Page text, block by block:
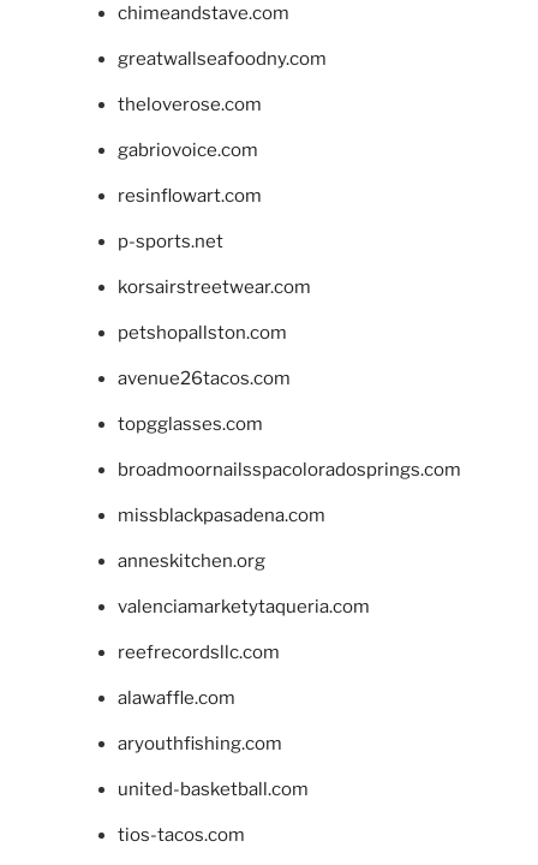
chimeandstave.com
greatwallseafoodny.com
theloverose.com
gabriovoice.com
resinflowart.com
p-sports.net
korsairstreetwear.com
petshopallston.com
avenue26tacos.com
topgglasses.com
broadmoornailsspacoloradosprings.com
missblackpasadena.com
anneskitchen.org
valenciamarketytaqueria.com
reefrecordsllc.com
alawaffle.com
aryouthfishing.com
united-basketball.com
tios-tacos.com